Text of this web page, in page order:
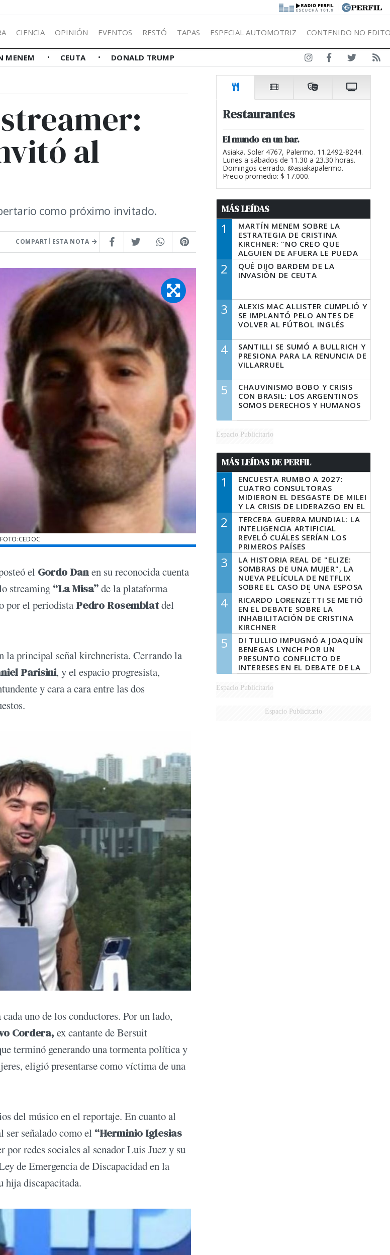
|
CIENCIA OPINIÓN EVENTOS RESTÓ TAPAS ESPECIAL AUTOMOTRIZ CONTENIDO NO
MENEM CEUTA DONALD TRUMP
al
como próximo invitado.
COMPARTÍ ESTA NOTA
el Gordo Danen su reconocida cuenta
streaming “La Misa”de la plataforma
por el periodista Pedro Rosemblatdel
la principal señal kirchnerista. Cerrando la
Parisini, y el espacio progresista,
y cara a cara entre las dos
uno de los conductores. Por un lado,
Cordera, ex cantante de Bersuit
terminó generando una tormenta política y
eligió presentarse como víctima de una
del músico en el reportaje. En cuanto al
señalado como el “Herminio Iglesias
por redes sociales al senador Luis Juez y su
de Emergencia de Discapacidad en la
hija discapacitada.
Restaurantes
El mundo en un bar.
Asiaka. Soler 4767, Palermo. 11.2492-8244.
Lunes a sábados de 11.30 a 23.30 horas.
Domingos cerrado. @asiakapalermo.
Precio promedio: $ 17.000.
MÁS LEÍDAS
1
MARTÍN MENEM SOBRE LA
ESTRATEGIA DE CRISTINA
KIRCHNER: "NO CREO QUE
ALGUIEN DE AFUERA LE PUEDA
DECIR A LA JUSTICIA LO QUE
TIENE QUE HACER"
2
QUÉ DIJO BARDEM DE LA
INVASIÓN DE CEUTA
3
ALEXIS MAC ALLISTER CUMPLIÓ Y
SE IMPLANTÓ PELO ANTES DE
VOLVER AL FÚTBOL INGLÉS
4
SANTILLI SE SUMÓ A BULLRICH Y
PRESIONA PARA LA RENUNCIA DE
VILLARRUEL
5
CHAUVINISMO BOBO Y CRISIS
CON BRASIL: LOS ARGENTINOS
SOMOS DERECHOS Y HUMANOS
Espacio Publicitario
MÁS LEÍDAS DE PERFIL
1
ENCUESTA RUMBO A 2027:
CUATRO CONSULTORAS
MIDIERON EL DESGASTE DE MILEI
Y LA CRISIS DE LIDERAZGO EN EL
PERONISMO
2
TERCERA GUERRA MUNDIAL: LA
INTELIGENCIA ARTIFICIAL
REVELÓ CUÁLES SERÍAN LOS
PRIMEROS PAÍSES
LATINOAMERICANOS EN SER
DERROTADOS
3
LA HISTORIA REAL DE "ELIZE:
SOMBRAS DE UNA MUJER", LA
NUEVA PELÍCULA DE NETFLIX
SOBRE EL CASO DE UNA ESPOSA
QUE DESCUARTIZÓ A SU
MARIDO
4
RICARDO LORENZETTI SE METIÓ
EN EL DEBATE SOBRE LA
INHABILITACIÓN DE CRISTINA
KIRCHNER
5
DI TULLIO IMPUGNÓ A JOAQUÍN
BENEGAS LYNCH POR UN
PRESUNTO CONFLICTO DE
INTERESES EN EL DEBATE DE LA
LEY DE TIERRAS
Espacio Publicitario
Espacio Publicitario